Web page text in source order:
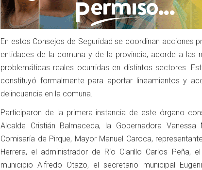
En estos Consejos de Seguridad se coordinan acciones
entidades de la comuna y de la provincia, acorde a las
problemáticas reales ocurridas en distintos sectores.
constituyó formalmente para aportar lineamientos y
delincuencia en la comuna.
Participaron de la primera instancia de este órgano
Alcalde Cristián Balmaceda, la Gobernadora
Comisaría de Pirque, Mayor Manuel Caroca,
Herrera, el administrador de Río Clarillo Carlos Peña,
municipio Alfredo Otazo, el secretario municipal